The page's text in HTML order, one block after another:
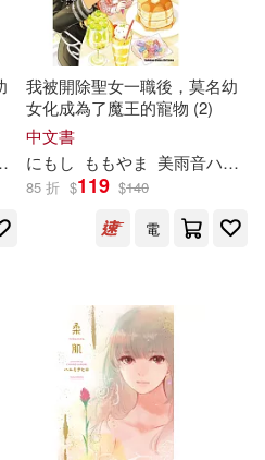
ハシモト(3)
トーリー写真
日東書院本社(2)
聞出版(2)
灣商務(2)
陳思朵
我被開除聖女一職後，莫名幼
女化成為了魔王的寵物 (2)
中文書
にもし
ももやま 美雨音ハル
85 折 $119 $140
電